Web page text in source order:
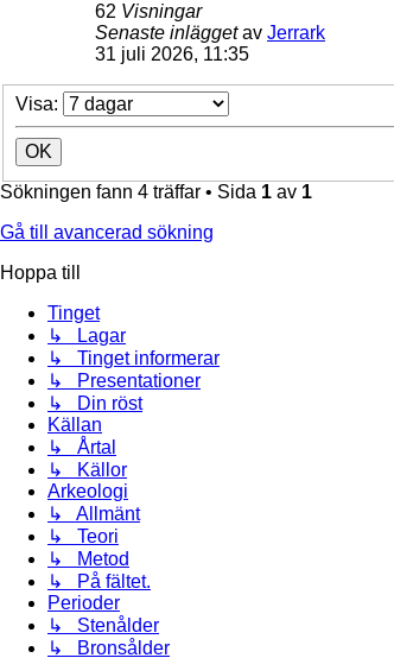
62 Visningar
Senaste inläggetav Jerrark
31 juli 2026, 11:35
Visa:
Sökningen fann 4 träffar • Sida 1 av 1
Gå till avancerad sökning
Hoppa till
Tinget
↳ Lagar
↳ Tinget informerar
↳ Presentationer
↳ Din röst
Källan
↳ Årtal
↳ Källor
Arkeologi
↳ Allmänt
↳ Teori
↳ Metod
↳ På fältet.
Perioder
↳ Stenålder
↳ Bronsålder